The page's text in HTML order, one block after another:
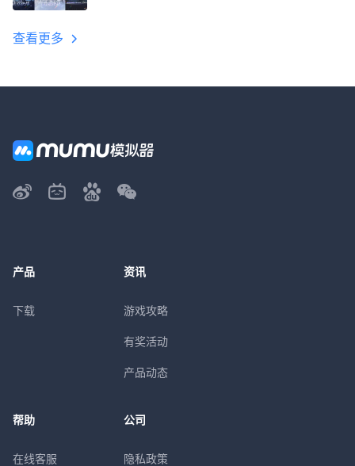
查看更多
产品
下载
资讯
游戏攻略
有奖活动
产品动态
帮助
在线客服
公司
隐私政策